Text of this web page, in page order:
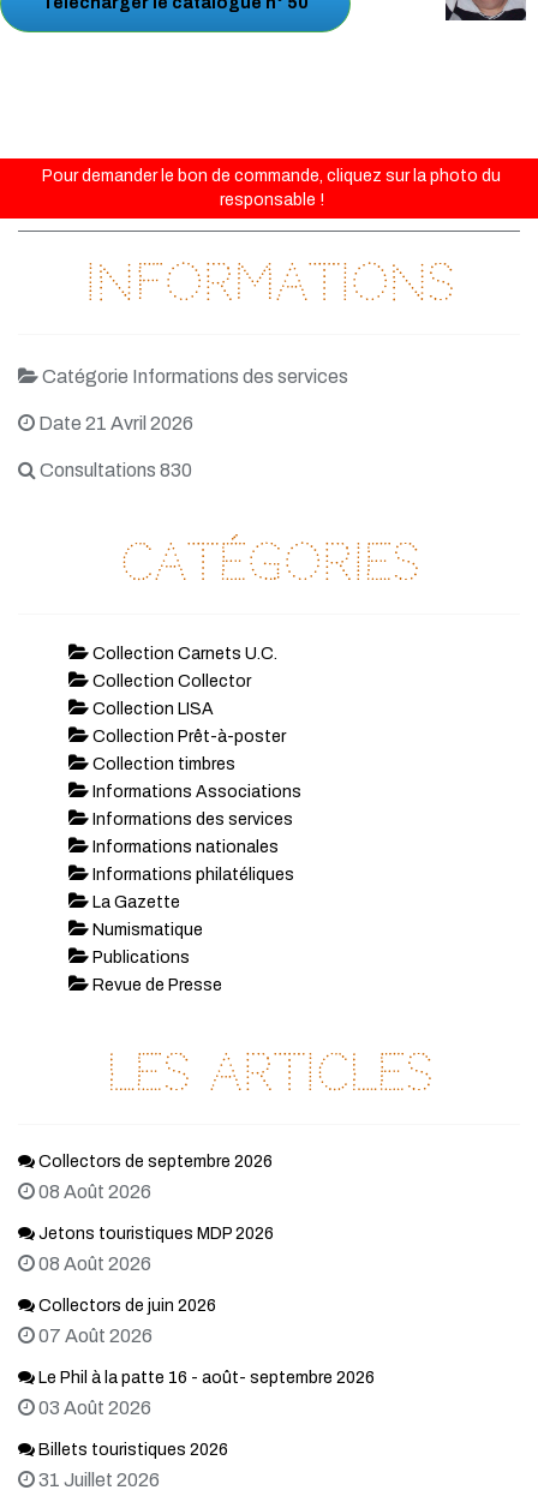
Pour demander le bon de commande, cliquez sur la photo du
responsable !
Informations
Catégorie Informations des services
Date 21 Avril 2026
Consultations 830
Catégories
Collection Carnets U.C.
Collection Collector
Collection LISA
Collection Prêt-à-poster
Collection timbres
Informations Associations
Informations des services
Informations nationales
Informations philatéliques
La Gazette
Numismatique
Publications
Revue de Presse
Les articles
Collectors de septembre 2026
08 Août 2026
Jetons touristiques MDP 2026
08 Août 2026
Collectors de juin 2026
07 Août 2026
Le Phil à la patte 16 - août- septembre 2026
03 Août 2026
Billets touristiques 2026
31 Juillet 2026